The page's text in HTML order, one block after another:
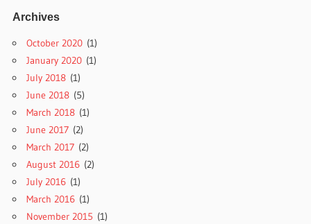
Archives
October 2020 (1)
January 2020 (1)
July 2018 (1)
June 2018 (5)
March 2018 (1)
June 2017 (2)
March 2017 (2)
August 2016 (2)
July 2016 (1)
March 2016 (1)
November 2015 (1)